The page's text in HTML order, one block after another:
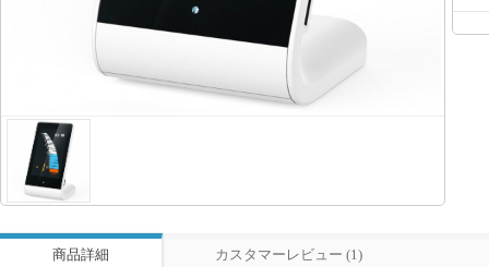
商品詳細 カスタマーレビュー (1)